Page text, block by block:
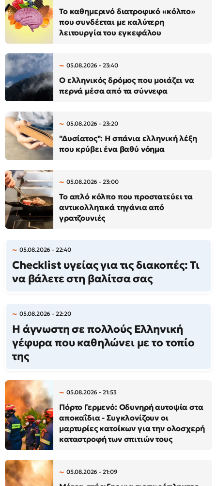
Το καθημερινό διατροφικό «κόλπο»
που συνδέεται με καλύτερη
λειτουργία του εγκεφάλου
05.08.2026 - 23:40
Ο ελληνικός δρόμος που μοιάζει να
περνά μέσα από τα σύννεφα
05.08.2026 - 23:20
"Δυσίατος": Η σπάνια ελληνική λέξη
που κρύβει ένα βαθύ νόημα
05.08.2026 - 23:00
Το απλό κόλπο που προστατεύει τα
αντικολλητικά τηγάνια από
γρατζουνιές
05.08.2026 - 22:40
Checklist υγείας για τις διακοπές: Τι
να βάλετε στη βαλίτσα σας
05.08.2026 - 22:20
Η άγνωστη σε πολλούς Ελληνική
γέφυρα που καθηλώνει με το τοπίο
της
05.08.2026 - 21:53
Πόρτο Γερμενό: Οδυνηρή αυτοψία στα
αποκαΐδια - Συγκλονίζουν οι
μαρτυρίες κατοίκων για την ολοσχερή
καταστροφή των σπιτιών τους
05.08.2026 - 21:09